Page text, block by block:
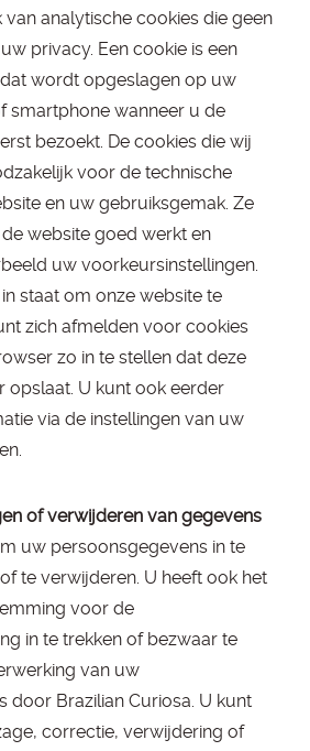
analytische cookies die geen
privacy. Een cookie is een
wordt opgeslagen op uw
smartphone wanneer u de
bezoekt. De cookies die wij
voor de technische
en uw gebruiksgemak. Ze
website goed werkt en
uw voorkeursinstellingen.
staat om onze website te
zich afmelden voor cookies
zo in te stellen dat deze
opslaat. U kunt ook eerder
via de instellingen van uw
of verwijderen van gegevens
uw persoonsgegevens in te
te verwijderen. U heeft ook het
voor de
in te trekken of bezwaar te
van uw
door Brazilian Curiosa. U kunt
correctie, verwijdering of